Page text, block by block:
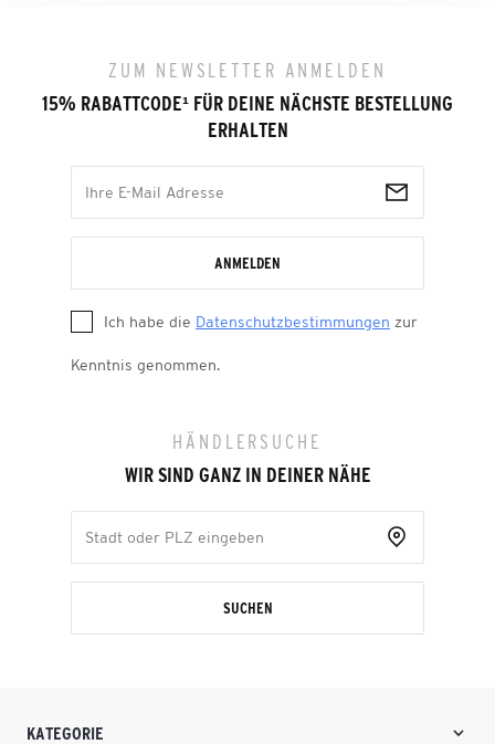
ZUM NEWSLETTER ANMELDEN
15% RABATTCODE¹ FÜR DEINE NÄCHSTE BESTELLUNG
ERHALTEN
ANMELDEN
Ich habe die Datenschutzbestimmungen zur
Kenntnis genommen.
HÄNDLERSUCHE
WIR SIND GANZ IN DEINER NÄHE
SUCHEN
KATEGORIE